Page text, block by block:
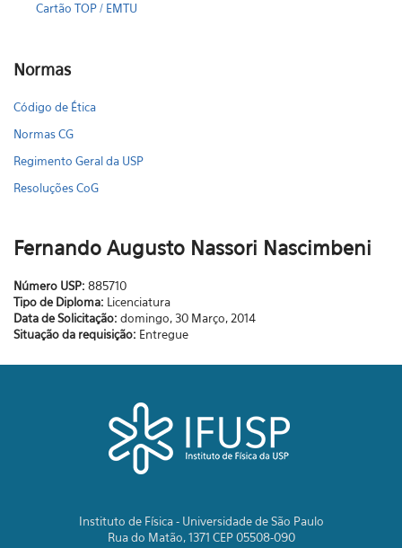
Cartão TOP / EMTU
Normas
Código de Ética
Normas CG
Regimento Geral da USP
Resoluções CoG
Fernando Augusto Nassori Nascimbeni
Número USP: 885710
Tipo de Diploma: Licenciatura
Data de Solicitação: domingo, 30 Março, 2014
Situação da requisição: Entregue
Instituto de Física - Universidade de São Paulo
Rua do Matão, 1371 CEP 05508-090